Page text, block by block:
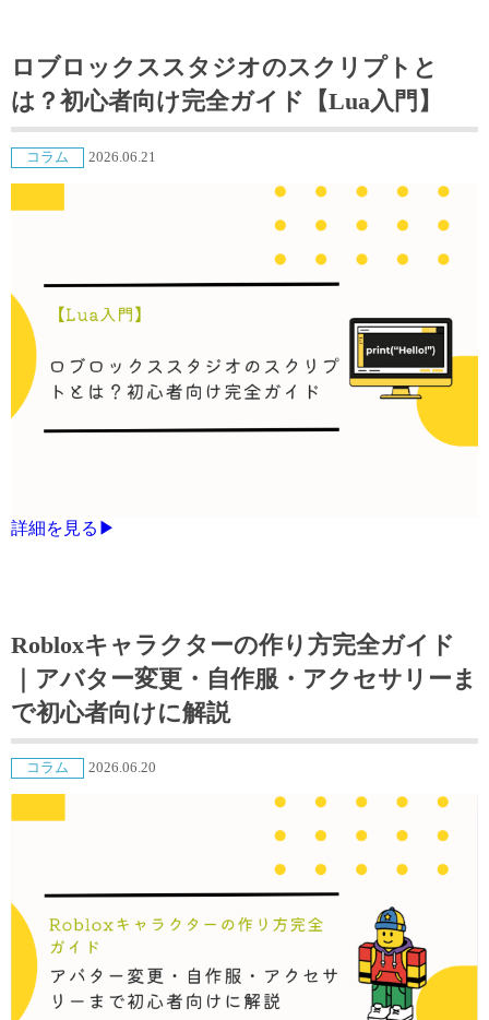
ロブロックススタジオのスクリプトと
は？初心者向け完全ガイド【Lua入門】
コラム 2026.06.21
詳細を見る▶
Robloxキャラクターの作り方完全ガイド
｜アバター変更・自作服・アクセサリーま
で初心者向けに解説
コラム 2026.06.20